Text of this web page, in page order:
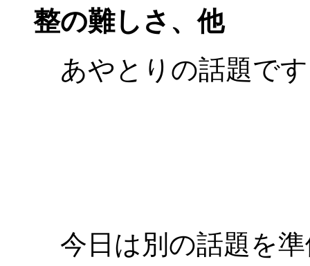
整の難しさ、他
あやとりの話題で
今日は別の話題を